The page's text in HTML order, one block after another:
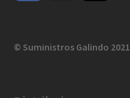
© Suministros Galindo 2021